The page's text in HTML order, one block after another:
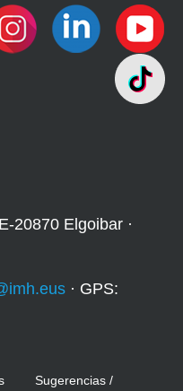
20870 Elgoibar ·
· GPS:
Sugerencias /